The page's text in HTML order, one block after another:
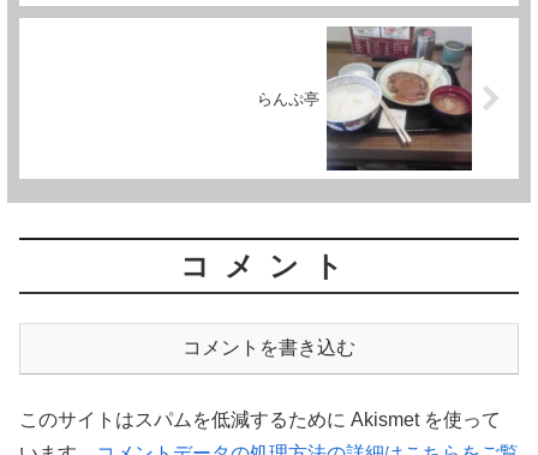
らんぷ亭
コメント
コメントを書き込む
このサイトはスパムを低減するために Akismet を使って